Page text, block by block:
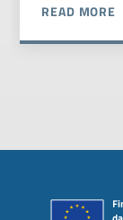
READ MORE